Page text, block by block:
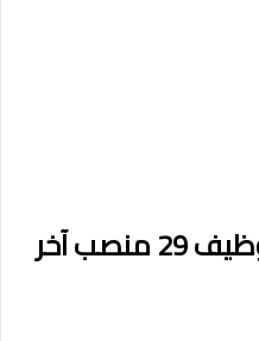
جماعة سلا : مباراة توظيف 29 منصب آخر